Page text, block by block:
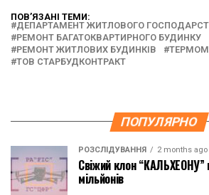
ПОВ’ЯЗАНІ ТЕМИ:
ДЕПАРТАМЕНТ ЖИТЛОВОГО
РЕМОНТ БАГАТОКВАРТИРНОГО БУДИНКУ
РЕМОНТ ЖИТЛОВИХ БУДИНКІВ
ТОВ СТАРБУДКО­НТРАКТ
ПОПУЛЯРНО
РОЗСЛІДУВАННЯ 2 months ago
Свіжий клон “КАЛЬХЕОНУ”
мільйонів